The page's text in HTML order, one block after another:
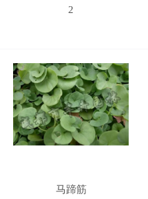
2
马蹄筋